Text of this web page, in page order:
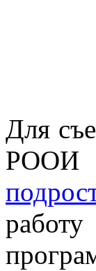
Для
РООИ